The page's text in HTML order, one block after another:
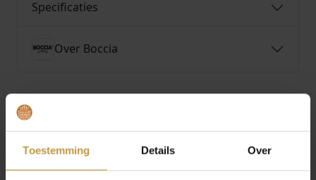
Toestemming Details Over
Specificaties
Over Boccia
MEER VAN BOCCIA SIERADEN